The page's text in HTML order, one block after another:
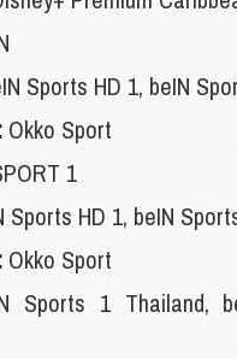
Sports HD 1, beIN
Okko Sport
1
Sports HD 1, beIN
Okko Sport
Sports 1 Thailand,